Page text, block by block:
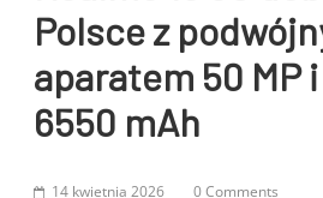
Polsce z
aparatem 50 MP
6550 mAh
14 kwietnia 2026 0 Comments